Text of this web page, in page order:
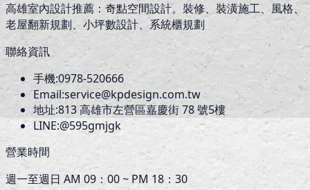
高雄室內設計推薦：奇點空間設計。裝修、裝潢施工、風格、
老屋翻新規劃、小坪數設計、系統櫃規劃
聯絡資訊
手機:0978-520666
Email:service@kpdesign.com.tw
地址:813高雄市左營區嘉慶街 78 號5樓
LINE:@595gmjgk
營業時間
週一至週日 AM 09：00 ~ PM 18：30